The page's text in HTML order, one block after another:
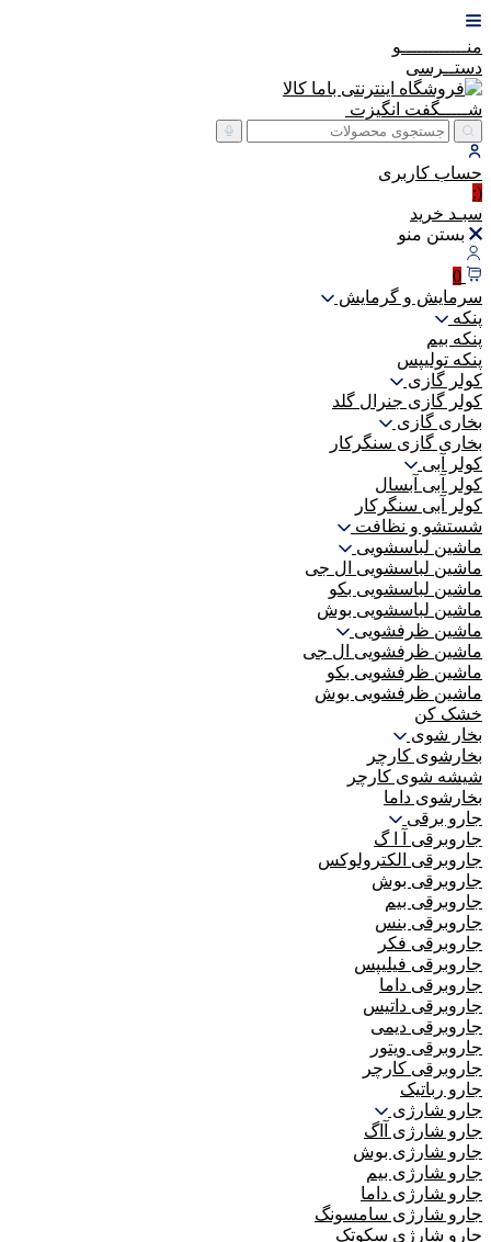
منــــــــــــو
دستــرسی
شـــــگفت انگیزت
حساب کاربری
(:
سبـد خرید
بستن منو
0
سرمایش و گرمایش
پنکه
پنکه بیم
پنکه تولیپس
کولر گازی
کولر گازی جنرال گلد
بخاری گازی
بخاری گازی سنگرکار
کولر آبی
کولر آبی آبسال
کولر آبی سنگرکار
شستشو و نظافت
ماشین لباسشویی
ماشین لباسشویی ال جی
ماشین لباسشویی بکو
ماشین لباسشویی بوش
ماشین ظرفشویی
ماشین ظرفشویی ال جی
ماشین ظرفشویی بکو
ماشین ظرفشویی بوش
خشک کن
بخار شوی
بخارشوی کارچر
شیشه شوی کارچر
بخارشوی داما
جارو برقی
جاروبرقی آ ا گ
جاروبرقی الکترولوکس
جاروبرقی بوش
جاروبرقی بیم
جاروبرقی بنس
جاروبرقی فکر
جاروبرقی فیلیپس
جاروبرقی داما
جاروبرقی داتیس
جاروبرقی دیمی
جاروبرقی ویتور
جاروبرقی کارچر
جارو رباتیک
جارو شارژی
جارو شارژی آاگ
جارو شارژی بوش
جارو شارژی بیم
جارو شارژی داما
جارو شارژی سامسونگ
جارو شارژی سکوتک